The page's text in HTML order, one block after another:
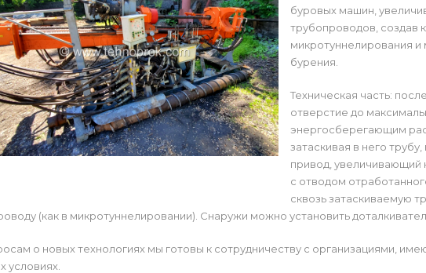
буровых машин,
трубопроводов, создав
микротуннелирования
бурения.
Техническая часть:
отверстие до
энергосберегающим
затаскивая в него
привод, увеличивающий
с отводом
сквозь затаскиваемую
(как в микротуннелировании). Снаружи можно установить
о новых технологиях мы готовы к сотрудничеству с организациями,
условиях.